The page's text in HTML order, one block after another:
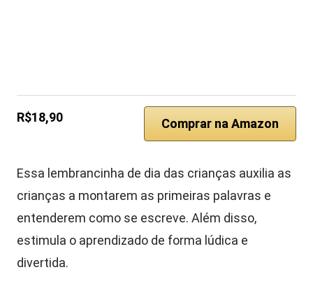
R$18,90 Comprar na Amazon
Essa lembrancinha de dia das crianças auxilia as
crianças a montarem as primeiras palavras e
entenderem como se escreve. Além disso,
estimula o aprendizado de forma lúdica e
divertida.